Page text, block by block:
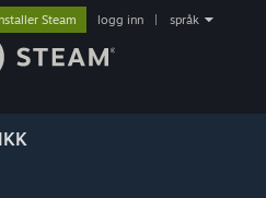
Steam logg inn språk